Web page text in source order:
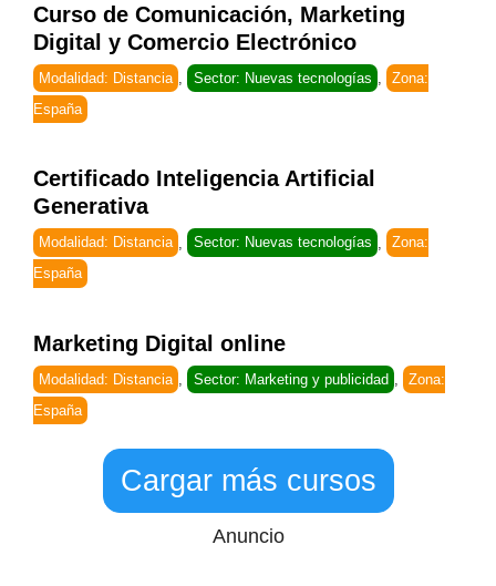
Curso de Comunicación, Marketing
Digital y Comercio Electrónico
Modalidad: Distancia , Sector: Nuevas tecnologías ,
Zona:
España
Certificado Inteligencia Artificial
Generativa
Modalidad: Distancia Sector: Nuevas tecnologías
Zona:
España
Marketing Digital online
Modalidad: Distancia , Sector: Marketing y publicidad ,
Zona:
España
Cargar más cursos
Anuncio